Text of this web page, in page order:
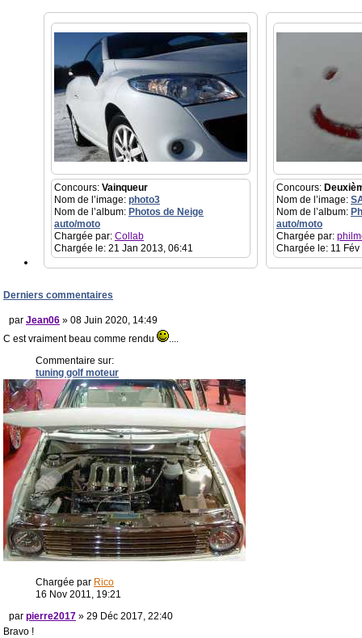
Concours: Vainqueur
Nom de l’image: photo3
Nom de l’album: Photos de Neige
auto/moto
Chargée par: Collab
Chargée le: 21 Jan 2013, 06:41
Concours:
Nom de l’image:
Nom de l’album:
auto/moto
Chargée par:
Chargée le: 11
Derniers commentaires
par Jean06 » 08 Juin 2020, 14:49
C est vraiment beau comme rendu
....
Commentaire sur:
tuning golf moteur
Chargée par Rico
16 Nov 2011, 19:21
par pierre2017 » 29 Déc 2017, 22:40
Bravo !